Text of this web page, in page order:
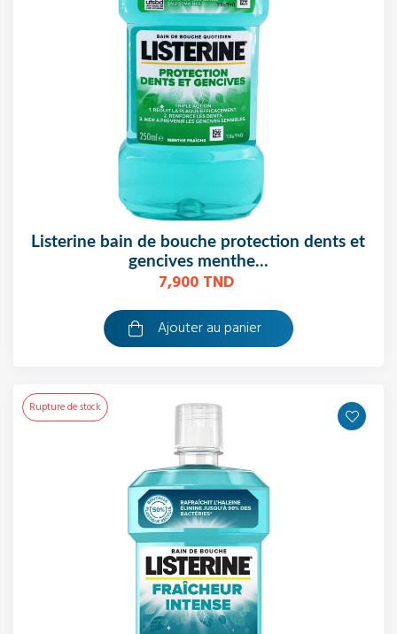
listerine bain de bouche protection dents et
gencives menthe...
7,900 TND
Ajouter au panier
Rupture de stock